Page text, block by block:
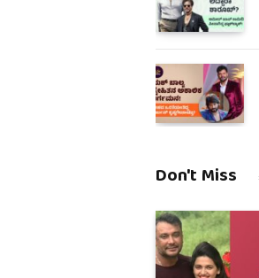
Don't Miss